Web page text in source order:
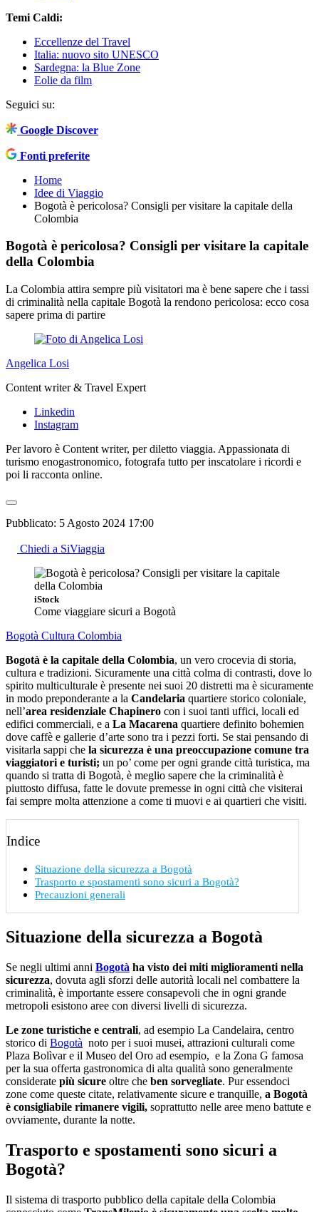
Temi Caldi:
Eccellenze del Travel
Italia: nuovo sito UNESCO
Sardegna: la Blue Zone
Eolie da film
Seguici su:
Google Discover
Fonti preferite
Home
Idee di Viaggio
Bogotà è pericolosa? Consigli per visitare la capitale della
Colombia
Bogotà è pericolosa? Consigli per visitare la capitale
della Colombia
La Colombia attira sempre più visitatori ma è bene sapere che i tassi
di criminalità nella capitale Bogotà la rendono pericolosa: ecco cosa
sapere prima di partire
Angelica Losi
Content writer & Travel Expert
Linkedin
Instagram
Per lavoro è Content writer, per diletto viaggia. Appassionata di
turismo enogastronomico, fotografa tutto per inscatolare i ricordi e
poi li racconta online.
Pubblicato: 5 Agosto 2024 17:00
Chiedi a SiViaggia
iStock
Come viaggiare sicuri a Bogotà
Bogotà Cultura Colombia
Bogotà è la capitale della Colombia, un vero crocevia di storia,
cultura e tradizioni. Sicuramente una città colma di contrasti, dove lo
spirito multiculturale è presente nei suoi 20 distretti ma è sicuramente
in modo preponderante a la Candelaria quartiere storico coloniale,
nell’area residenziale Chapinero con i suoi tanti uffici, locali ed
edifici commerciali, e a La Macarena quartiere definito bohemien
dove caffè e gallerie d’arte sono tra i pezzi forti. Se stai pensando di
visitarla sappi che la sicurezza è una preoccupazione comune tra
viaggiatori e turisti; un po’ come per ogni grande città turistica, ma
quando si tratta di Bogotà, è meglio sapere che la criminalità è
piuttosto diffusa, fatte le dovute premesse in ogni città che visiterai
fai sempre molta attenzione a come ti muovi e ai quartieri che visiti.
Indice
Situazione della sicurezza a Bogotà
Trasporto e spostamenti sono sicuri a Bogotà?
Precauzioni generali
Situazione della sicurezza a Bogotà
Se negli ultimi anni Bogotà ha visto dei miti miglioramenti nella
sicurezza, dovuta agli sforzi delle autorità locali nel combattere la
criminalità, è importante essere consapevoli che in ogni grande
metropoli esistono aree con diversi livelli di sicurezza.
Le zone turistiche e centrali, ad esempio La Candelaira, centro
storico di Bogotà noto per i suoi musei, attrazioni culturali come
Plaza Bolìvar e il Museo del Oro ad esempio, e la Zona G famosa
per la sua offerta gastronomica di alta qualità sono generalmente
considerate più sicure oltre che ben sorvegliate. Pur essendoci
zone come queste citate, relativamente sicure e tranquille, a Bogotà
è consigliabile rimanere vigili, soprattutto nelle aree meno battute e
ovviamente, durante la notte.
Trasporto e spostamenti sono sicuri a
Bogotà?
Il sistema di trasporto pubblico della capitale della Colombia